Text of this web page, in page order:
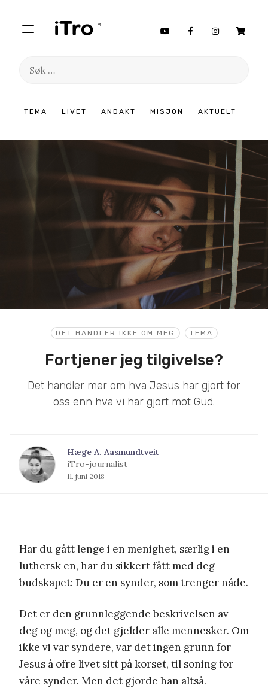
TEMA LIVET ANDAKT MISJON AKTUELT
Søk
innhold
DET HANDLER IKKE OM MEG TEMA
Fortjener jeg tilgivelse?
Det handler mer om hva Jesus har gjort for
oss enn hva vi har gjort mot Gud.
Hæge A. Aasmundtveit
iTro-journalist
11. juni 2018
Har du gått lenge i en menighet, særlig i en
luthersk en, har du sikkert fått med deg
budskapet: Du er en synder, som trenger nåde.
Det er den grunnleggende beskrivelsen av
deg og meg, og det gjelder alle mennesker. Om
ikke vi var syndere, var det ingen grunn for
Jesus å ofre livet sitt på korset, til soning for
våre synder. Men det gjorde han altså.